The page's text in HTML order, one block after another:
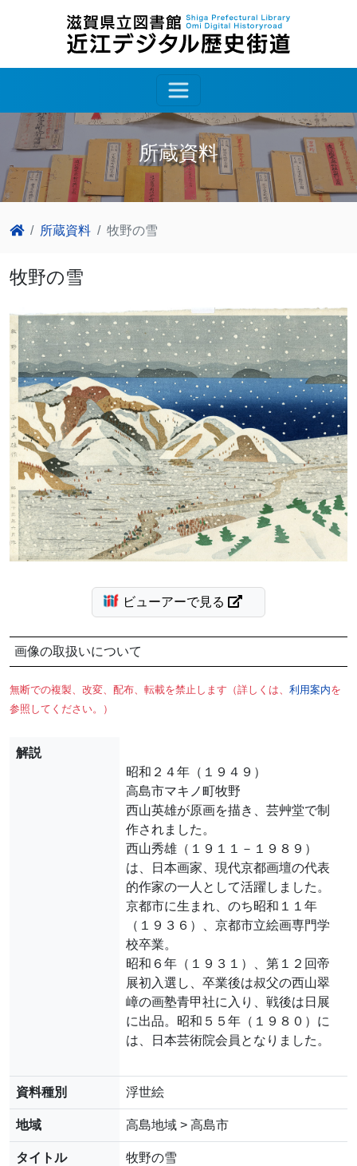
所蔵資料
所蔵資料 牧野の雪
牧野の雪
ビューアーで見る
画像の取扱いについて
無断での複製、改変、配布、転載を禁止します（詳しくは、 利用案内を
参照してください。）
解説
昭和２４年（１９４９）
高島市マキノ町牧野
西山英雄が原画を描き、芸艸堂で制
作されました。
西山秀雄（１９１１－１９８９）
は、日本画家、現代京都画壇の代表
的作家の一人として活躍しました。
京都市に生まれ、のち昭和１１年
（１９３６）、京都市立絵画専門学
校卒業。
昭和６年（１９３１）、第１２回帝
展初入選し、卒業後は叔父の西山翠
嶂の画塾青甲社に入り、戦後は日展
に出品。昭和５５年（１９８０）に
は、日本芸術院会員となりました。
資料種別 浮世絵
地域 高島地域 > 高島市
タイトル
牧野の雪